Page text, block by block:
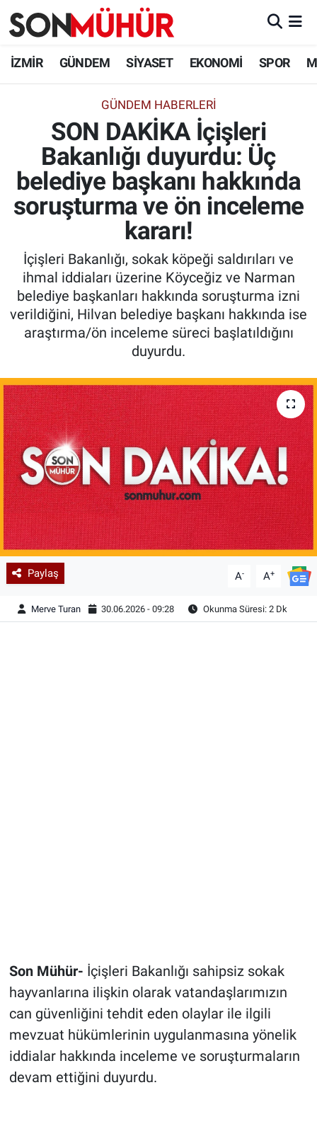
İZMİR GÜNDEM SİYASET EKONOMİ SPOR
GÜNDEM HABERLERI
SON DAKİKA İçişleri
Bakanlığı duyurdu: Üç
belediye başkanı hakkında
soruşturma ve ön inceleme
kararı!
İçişleri Bakanlığı, sokak köpeği saldırıları ve
ihmal iddiaları üzerine Köyceğiz ve Narman
belediye başkanları hakkında soruşturma izni
verildiğini, Hilvan belediye başkanı hakkında ise
araştırma/ön inceleme süreci başlatıldığını
duyurdu.
Paylaş A- A+
Merve Turan 30.06.2026 - 09:28 Okunma Süresi: 2 Dk
Son Mühür- İçişleri Bakanlığı sahipsiz sokak
hayvanlarına ilişkin olarak vatandaşlarımızın
can güvenliğini tehdit eden olaylar ile ilgili
mevzuat hükümlerinin uygulanmasına yönelik
iddialar hakkında inceleme ve soruşturmaların
devam ettiğini duyurdu.
İzmir Nöbetçi Eczaneler
İzmir Namaz Vakitleri
İzmir Trafik Yoğunluk Haritası
Süper Lig Puan Durumu ve Fikstür
Son Dakika Haberleri
Haber Arşivi